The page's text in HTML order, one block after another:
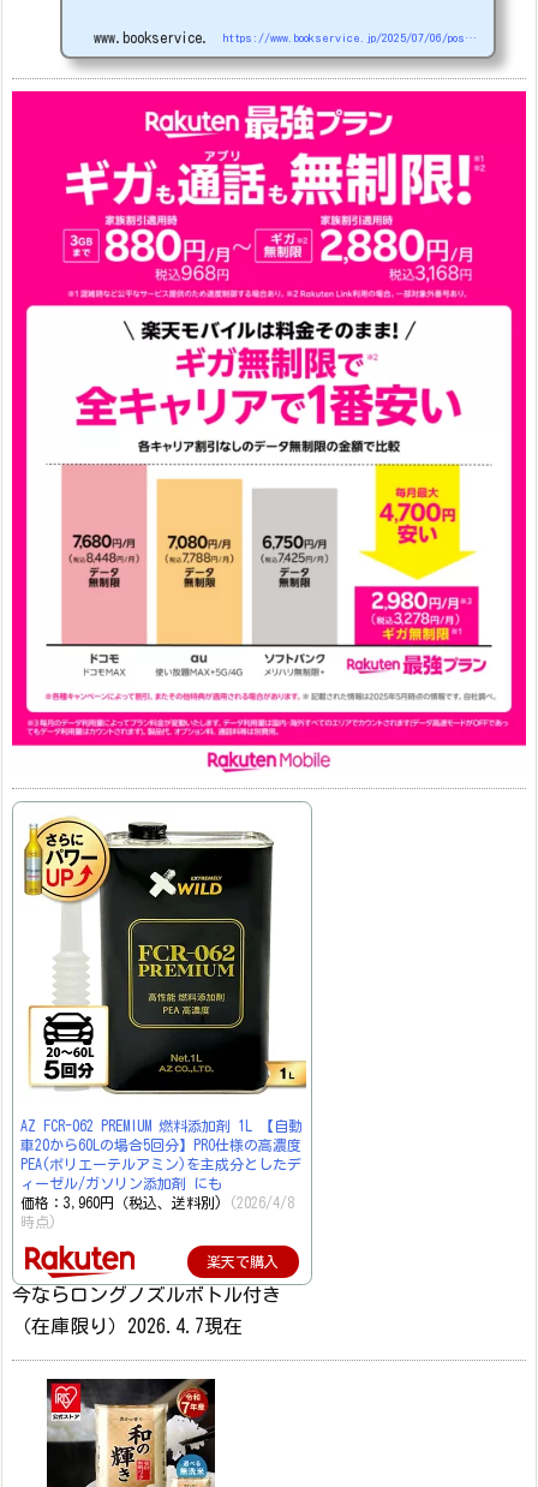
arrows We2 1円 arrows We2 Plus #1円
www.bookservice.jp https://www.bookservice.jp/2025/07/06/post-48181
AZ FCR-062 PREMIUM 燃料添加剤 1L 【自動
車20から60Lの場合5回分】PRO仕様の高濃度
PEA(ポリエーテルアミン)を主成分としたデ
ィーゼル/ガソリン添加剤 にも
価格：3,960円（税込、送料別)
(2026/4/8
時点)
楽天で購入
今ならロングノズルボトル付き
（在庫限り）2026.4.7現在